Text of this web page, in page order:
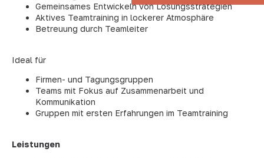
Gemeinsames Entwickeln von Lösungsstrategien
Aktives Teamtraining in lockerer Atmosphäre
Betreuung durch Teamleiter
Ideal für
Firmen- und Tagungsgruppen
Teams mit Fokus auf Zusammenarbeit und
Kommunikation
Gruppen mit ersten Erfahrungen im Teamtraining
Leistungen